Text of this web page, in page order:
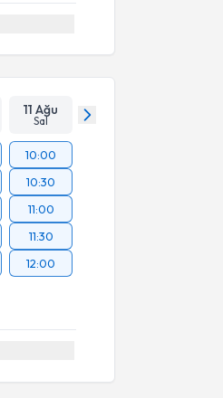
11 Ağu
Sal
10:00
10:30
11:00
11:30
12:00